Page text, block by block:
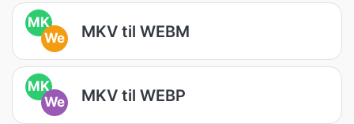
MK
We
MKV til WEBM
MK
We
MKV til WEBP